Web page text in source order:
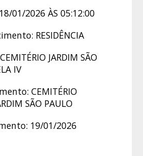
01/2026 ÀS 05:12:00
RESIDÊNCIA
JARDIM SÃO
IV
CEMITÉRIO
SÃO PAULO
19/01/2026